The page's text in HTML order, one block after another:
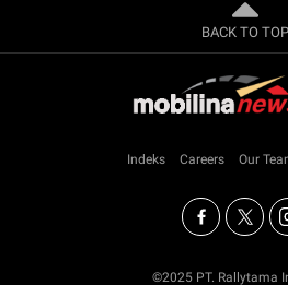
BACK TO TOP
Indeks Careers Our
©2025 PT. Rallytama